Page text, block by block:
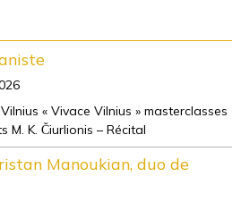
« Vivace Vilnius » masterclasses
M. K. Čiurlionis – Récital
Manoukian, duo de